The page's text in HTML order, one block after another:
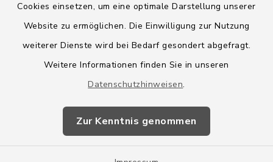
Cookies einsetzen, um eine optimale Darstellung unserer
Website zu ermöglichen. Die Einwilligung zur Nutzung
weiterer Dienste wird bei Bedarf gesondert abgefragt.
Weitere Informationen finden Sie in unseren
Datenschutzhinweisen.
Zur Kenntnis genommen
Barrierefreiheit
Impressum